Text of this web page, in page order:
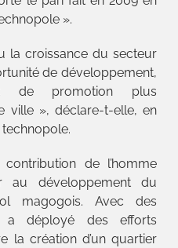
».
la croissance du secteur
de développement,
de promotion plus
ville », déclare-t-elle, en
de l’homme
au développement du
magogois. Avec des
a déployé des efforts
la création d’un quartier